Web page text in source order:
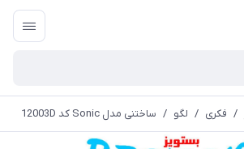
/ فکری / لگو / ساختنی مدل Sonic کد 12003D